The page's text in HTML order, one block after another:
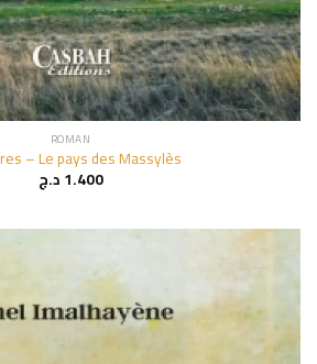
ROMAN
– Le pays des Massylès
1.400د.ج